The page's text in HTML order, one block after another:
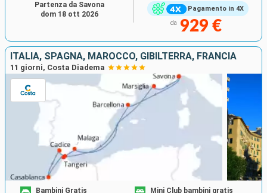
Pagamento in 4X
da 929 €
Partenza da Savona
dom 18 ott 2026
ITALIA, SPAGNA, MAROCCO, GIBILTERRA, FRANCIA
11 giorni, Costa Diadema
Bambini Gratis Mini Club bambini gratis